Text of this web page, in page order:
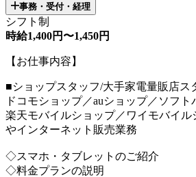
事務・受付・経理
シフト制
時給1,400円〜1,450円
【お仕事内容】
■ショップスタッフ/大手家電量販店ス
ドコモショップ／auショップ／ソフト
楽天モバイルショップ／ワイモバイル
やインターネット販売業務
◇スマホ・タブレットのご紹介
◇料金プランの説明